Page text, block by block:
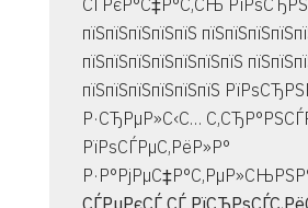
СЃРєР°С‡Р°С‚СЊ
пїЅпїЅпїЅпїЅпїЅ
пїЅпїЅпїЅпїЅпїЅпїЅпїЅ
пїЅпїЅпїЅпїЅпїЅпїЅ
Р·СЂРµР»С‹С…
РїРѕСЃРµС‚РёР»Р°